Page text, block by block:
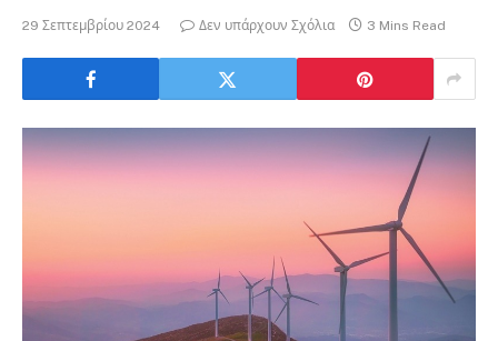
29 Σεπτεμβρίου 2024 Δεν υπάρχουν Σχόλια 3 Mins Read